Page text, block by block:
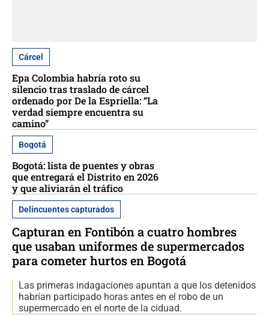
Cárcel
Epa Colombia habría roto su
silencio tras traslado de cárcel
ordenado por De la Espriella: “La
verdad siempre encuentra su
camino”
Bogotá
Bogotá: lista de puentes y obras
que entregará el Distrito en 2026
y que aliviarán el tráfico
Delincuentes capturados
Capturan en Fontibón a cuatro hombres
que usaban uniformes de supermercados
para cometer hurtos en Bogotá
Las primeras indagaciones apuntan a que los detenidos
habrían participado horas antes en el robo de un
supermercado en el norte de la ciduad.